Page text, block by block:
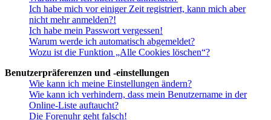
Ich habe mich vor einiger Zeit registriert, kann mich aber
nicht mehr anmelden?!
Ich habe mein Passwort vergessen!
Warum werde ich automatisch abgemeldet?
Wozu ist die Funktion „Alle Cookies löschen“?
Benutzerpräferenzen und -einstellungen
Wie kann ich meine Einstellungen ändern?
Wie kann ich verhindern, dass mein Benutzername in der
Online-Liste auftaucht?
Die Forenuhr geht falsch!